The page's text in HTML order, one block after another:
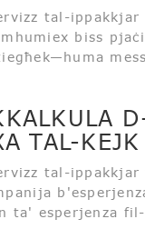
tal-
biss
rotob u fluffy. U
Mhijiex...
TAL-
tal-
ta' esperjenza